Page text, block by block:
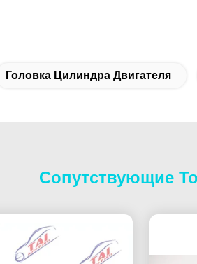
Головка Цилиндра Двигателя
Сопутствующие